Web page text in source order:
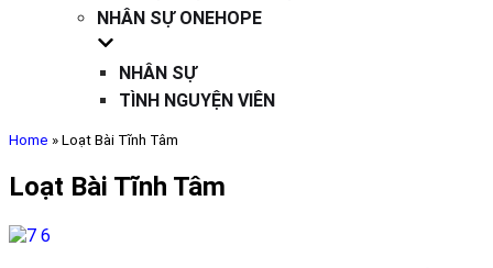
NHÂN SỰ ONEHOPE
NHÂN SỰ
TÌNH NGUYỆN VIÊN
Home » Loạt Bài Tĩnh Tâm
Loạt Bài Tĩnh Tâm